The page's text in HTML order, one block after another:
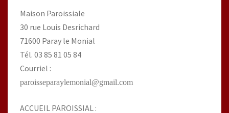
Maison Paroissiale
30 rue Louis Desrichard
71600 Paray le Monial
Tél. 03 85 81 05 84
Courriel :
paroisseparaylemonial@gmail.com
ACCUEIL PAROISSIAL :